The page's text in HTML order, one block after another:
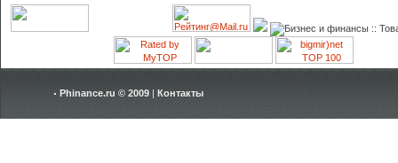
Phinance.ru © 2009 | Контакты